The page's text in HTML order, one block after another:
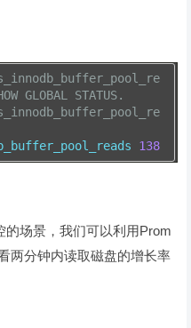
GLOBAL STATUS.
138
场景，我们可以利用Prom
两分钟内读取磁盘的增长率